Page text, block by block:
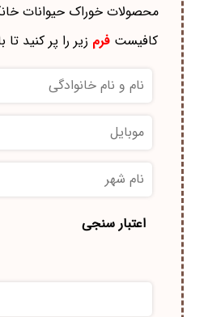
محصولات خوراک حيوانات
کافیستفرم زیر را پر کنید
نام
و
خانوادگی
موبایل
نام
شهر
*
اعتبار سنجی